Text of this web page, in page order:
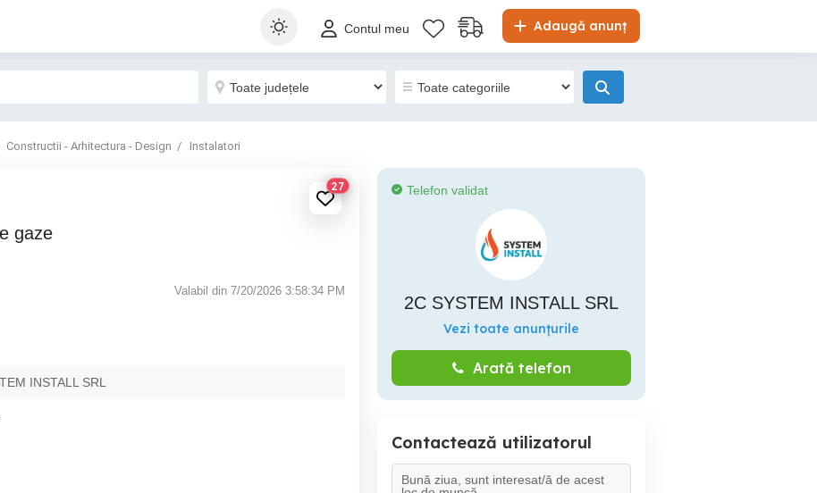
Adaugă anunț
Contul meu
Constructii - Arhitectura - Design Instalatori
27
gaze
Valabil din 7/20/2026 3:58:34 PM
INSTALL SRL
Telefon validat
2C SYSTEM INSTALL SRL
Vezi toate anunțurile
Arată telefon
Contactează utilizatorul